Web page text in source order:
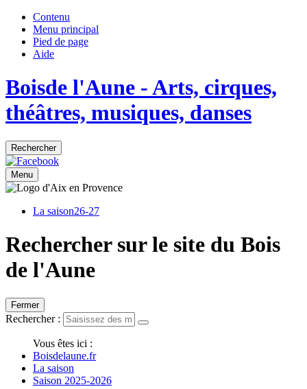
Contenu
Menu principal
Pied de page
Aide
Boisde l'Aune - Arts, cirques,
théâtres, musiques, danses
Rechercher
Menu
La saison26-27
Rechercher sur le site du Bois
de l'Aune
Fermer
Rechercher :
Vous êtes ici :
Boisdelaune.fr
La saison
Saison 2025-2026